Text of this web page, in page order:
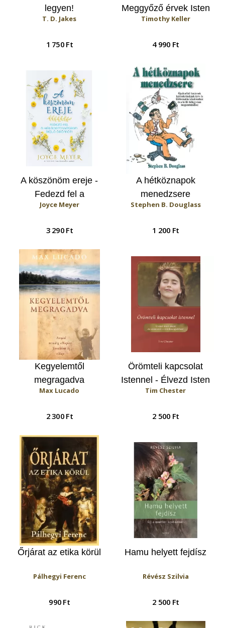
legyen!
T. D. Jakes
1 750 Ft
Meggyőző érvek Isten
mellett
Timothy Keller
4 990 Ft
A köszönöm ereje -
Fedezd fel a
háládatosságban rejlő
Joyce Meyer
3 290 Ft
A hétköznapok
menedzsere
Stephen B. Douglass
1 200 Ft
Kegyelemtől
megragadva
Max Lucado
2 300 Ft
Örömteli kapcsolat
Istennel - Élvezd Isten
erejét és szeretetét a
Tim Chester
2 500 Ft
Őrjárat az etika körül
Pálhegyi Ferenc
990 Ft
Hamu helyett fejdísz
Révész Szilvia
2 500 Ft